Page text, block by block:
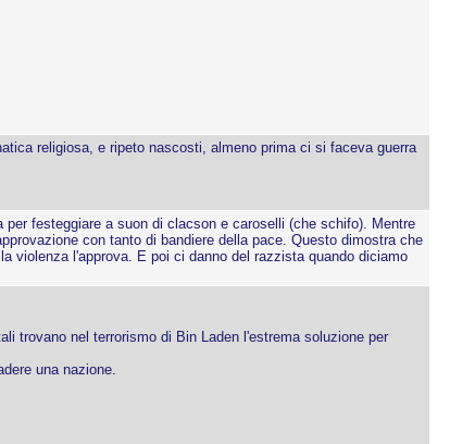
religiosa, e ripeto nascosti, almeno prima ci si faceva guerra
festeggiare a suon di clacson e caroselli (che schifo). Mentre
con tanto di bandiere della pace. Questo dimostra che
violenza l'approva. E poi ci danno del razzista quando diciamo
trovano nel terrorismo di Bin Laden l'estrema soluzione per
una nazione.